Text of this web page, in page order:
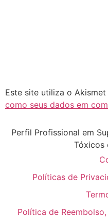
Este site utiliza o
como seus dados em
Perfil Profissional em
Tóxicos
Políticas de
Política de